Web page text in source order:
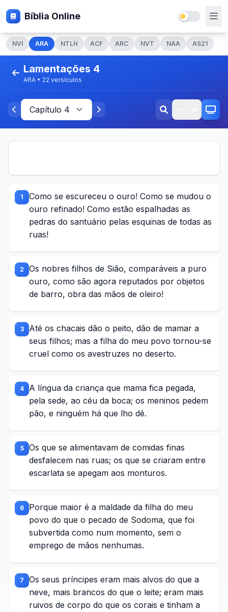
Bíblia Online
NVI ARA NTLH ACF ARC NVT NAA AS21
Lamentações 4
ARA • 22 versículos
1
Como se escureceu o ouro! Como se mudou o
ouro refinado! Como estão espalhadas as
pedras do santuário pelas esquinas de todas as
ruas!
2
Os nobres filhos de Sião, comparáveis a puro
ouro, como são agora reputados por objetos
de barro, obra das mãos de oleiro!
3
Até os chacais dão o peito, dão de mamar a
seus filhos; mas a filha do meu povo tornou-se
cruel como os avestruzes no deserto.
4
A língua da criança que mama fica pegada,
pela sede, ao céu da boca; os meninos pedem
pão, e ninguém há que lho dê.
5
Os que se alimentavam de comidas finas
desfalecem nas ruas; os que se criaram entre
escarlata se apegam aos monturos.
6
Porque maior é a maldade da filha do meu
povo do que o pecado de Sodoma, que foi
subvertida como num momento, sem o
emprego de mãos nenhumas.
7
Os seus príncipes eram mais alvos do que a
neve, mais brancos do que o leite; eram mais
ruivos de corpo do que os corais e tinham a